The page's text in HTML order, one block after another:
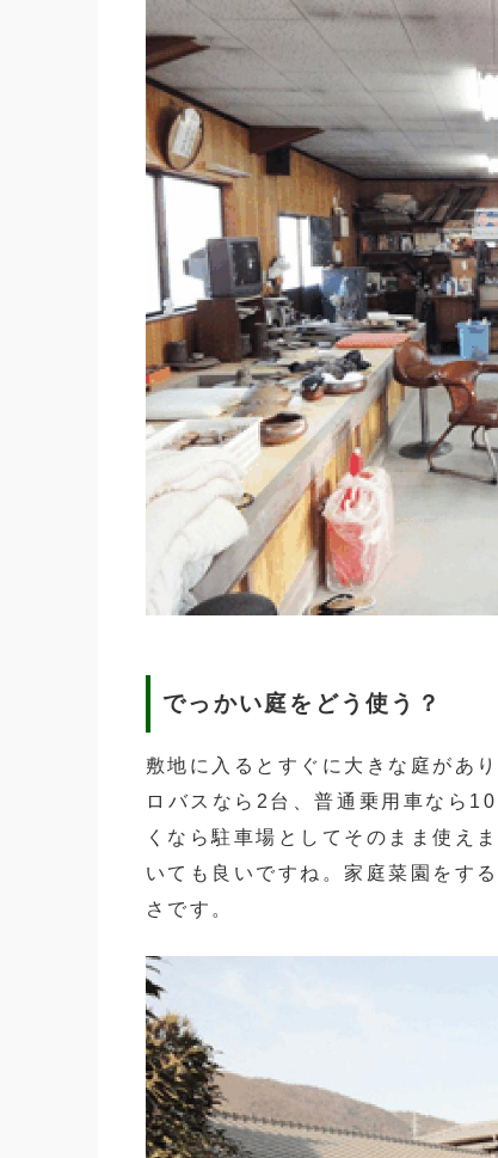
でっかい庭をどう使う？
敷地に入るとすぐに大きな庭があ
ロバスなら2台、普通乗用車なら
くなら駐車場としてそのまま使え
いても良いですね。家庭菜園をす
さです。